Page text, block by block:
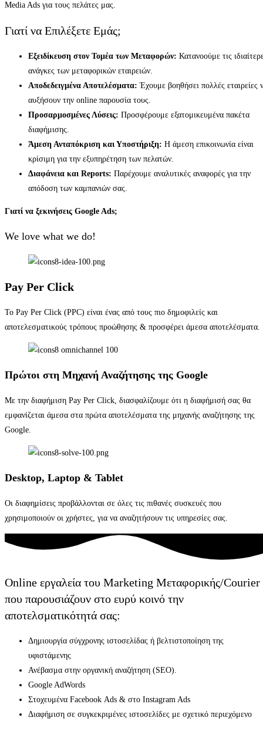
Media Ads για τους πελάτες μας.
Γιατί να Επιλέξετε Εμάς;
Εξειδίκευση στον Τομέα των Μεταφορών: Κατανοούμε τις
ανάγκες των μεταφορικών εταιρειών.
Αποδεδειγμένα Αποτελέσματα: Έχουμε βοηθήσει πολλές εταιρείες
αυξήσουν την online παρουσία τους.
Προσαρμοσμένες Λύσεις: Προσφέρουμε εξατομικευμένα πακέτα
διαφήμισης.
Άμεση Ανταπόκριση και Υποστήριξη: Η άμεση επικοινωνία είναι
κρίσιμη για την εξυπηρέτηση των πελατών.
Διαφάνεια και Reports: Παρέχουμε αναλυτικές αναφορές για την
απόδοση των καμπανιών σας.
Γιατί να ξεκινήσεις Google Ads;
We love what we do!
Pay Per Click
Το Pay Per Click (PPC) είναι ένας από τους πιο δημοφιλείς και
αποτελεσματικούς τρόπους προώθησης & προσφέρει άμεσα αποτελέσματα.
Πρώτοι στη Μηχανή Αναζήτησης της Google
Με την διαφήμιση Pay Per Click, διασφαλίζουμε ότι η διαφήμισή σας θα
εμφανίζεται άμεσα στα πρώτα αποτελέσματα της μηχανής αναζήτησης της
Google.
Desktop, Laptop & Tablet
Οι διαφημίσεις προβάλλονται σε όλες τις πιθανές συσκευές που
χρησιμοποιούν οι χρήστες, για να αναζητήσουν τις υπηρεσίες σας.
Online εργαλεία του Marketing Mεταφορικής/Courier
που παρουσιάζουν στο ευρύ κοινό την
αποτελσματικότητά σας:
Δημιουργία σύγχρονης ιστοσελίδας ή βελτιστοποίηση της
υφιστάμενης
Ανέβασμα στην οργανική αναζήτηση (SEO).
Google AdWords
Στοχευμένα Facebook Αds & στο Ιnstagram Ads
Διαφήμιση σε συγκεκριμένες ιστοσελίδες με σχετικό περιεχόμενο